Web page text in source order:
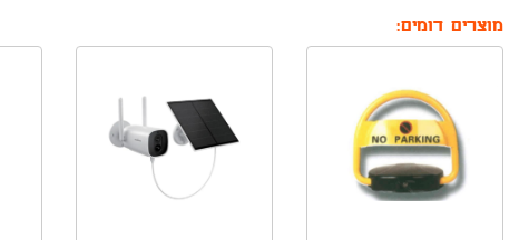
מוצרים דומים: